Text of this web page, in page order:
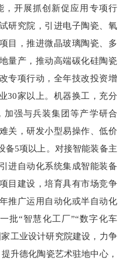
开展抓创新促应用专项行
研究院，引进电子陶瓷、氧
目，推进微晶玻璃陶瓷、多
量产，推动高端碳化硅陶瓷
专项行动，全年技改投资增
30家以上。机器换工，充分
强与兵装集团等产学研合
关，研发小型易操作、低价
备5项以上。对接智能装备主
进自动化系统集成智能装备
目建设，培育具有市场竞争
推广运用自动化或半自动化
批“智慧化工厂”“数字化车
工业设计研究院建设，力争
升德化陶瓷艺术驻地中心，